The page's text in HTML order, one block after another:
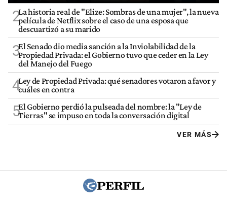
2La historia real de "Elize: Sombras de una mujer", la nueva
película de Netflix sobre el caso de una esposa que
descuartizó a su marido
3El Senado dio media sanción a la Inviolabilidad de la
Propiedad Privada: el Gobierno tuvo que ceder en la Ley
del Manejo del Fuego
4Ley de Propiedad Privada: qué senadores votaron a favor y
cuáles en contra
5El Gobierno perdió la pulseada del nombre: la "Ley de
Tierras" se impuso en toda la conversación digital
VER MÁS